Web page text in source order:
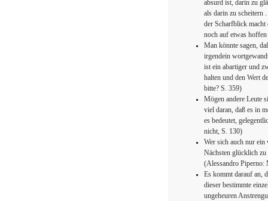
absurd ist, darin zu
als darin zu scheitern
der Scharfblick
noch auf etwas
Man könnte sagen,
irgendein
ist ein abartiger und
halten und den Wert
bitte? S. 359)
Mögen andere Leute
viel daran, daß es in
es bedeutet,
nicht, S. 130)
Wer sich auch nur
Nächsten glücklich zu
(Alessandro Piperno:
Es kommt darauf an,
dieser bestimmte
ungeheuren